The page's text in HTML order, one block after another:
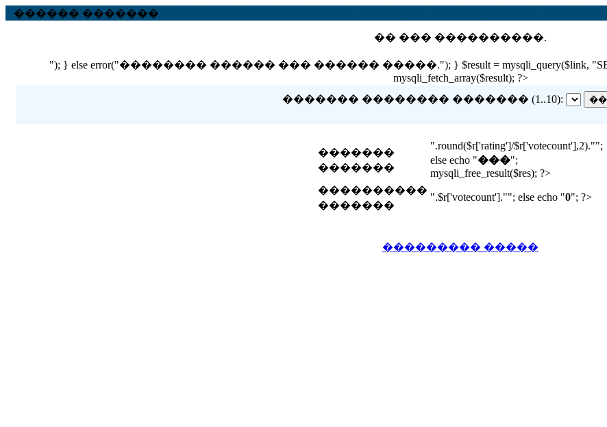
������ �������
�� ��� ����������.
"); } else error("�������� ������ ��� ������ �����."); } $result = mysqli_query($link, "SELECT
mysqli_fetch_array($result); ?>
������� �������� ������� (1..10):
�������
�������
".round($r['rating']/$r['votecount'],2)."";
else echo "���";
mysqli_free_result($res); ?>
����������
�������
".$r['votecount'].""; else echo "0"; ?>
��������� �����